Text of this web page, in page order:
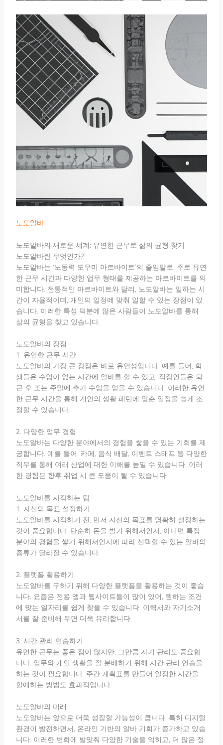
노도알바
노도알바의 새로운 세계: 유연한 근무로 삶의 균형 찾기
노도알바란 무엇인가?
노도알바는 ‘노동력 도우미 아르바이트’의 줄임말로, 주로 유연
한 근무 시간과 다양한 업무 형태를 제공하는 아르바이트를 의
미합니다. 전통적인 아르바이트와 달리, 노도알바는 일하는 시
간이 자율적이며, 개인의 일정에 맞춰 일할 수 있는 장점이 있
습니다. 이러한 특성 덕분에 많은 사람들이 노도알바를 통해
삶의 균형을 찾고 있습니다.
노도알바의 장점
1. 유연한 근무 시간
노도알바의 가장 큰 장점은 바로 유연성입니다. 예를 들어, 학
생들은 수업이 없는 시간에 알바를 할 수 있고, 직장인들은 퇴
근 후 또는 주말에 추가 수입을 얻을 수 있습니다. 이러한 유연
한 근무 시간을 통해 개인의 생활 패턴에 맞춘 일정을 쉽게 조
정할 수 있습니다.
2. 다양한 업무 경험
노도알바는 다양한 분야에서의 경험을 쌓을 수 있는 기회를 제
공합니다. 예를 들어, 카페, 음식 배달, 이벤트 스태프 등 다양한
직무를 통해 여러 산업에 대한 이해를 높일 수 있습니다. 이러
한 경험은 향후 취업 시 큰 도움이 될 수 있습니다.
노도알바를 시작하는 팁
1. 자신의 목표 설정하기
노도알바를 시작하기 전, 먼저 자신의 목표를 명확히 설정하는
것이 중요합니다. 단순히 돈을 벌기 위해서인지, 아니면 특정
분야의 경험을 쌓기 위해서인지에 따라 선택할 수 있는 알바의
종류가 달라질 수 있습니다.
2. 플랫폼 활용하기
노도알바를 구하기 위해 다양한 플랫폼을 활용하는 것이 좋습
니다. 요즘은 전용 앱과 웹사이트들이 많이 있어, 원하는 조건
에 맞는 일자리를 쉽게 찾을 수 있습니다. 이력서와 자기소개
서를 잘 준비해 두면 더욱 유리합니다.
3. 시간 관리 연습하기
유연한 근무는 좋은 점이 많지만, 그만큼 자기 관리도 중요합
니다. 업무와 개인 생활을 잘 분배하기 위해 시간 관리 연습을
하는 것이 필요합니다. 주간 계획표를 만들어 일정한 시간을
할애하는 방법도 효과적입니다.
노도알바의 미래
노도알바는 앞으로 더욱 성장할 가능성이 큽니다. 특히 디지털
환경이 발전하면서, 온라인 기반의 알바 기회가 증가하고 있습
니다. 이러한 변화에 발맞춰 다양한 기술을 익히고, 더 많은 정